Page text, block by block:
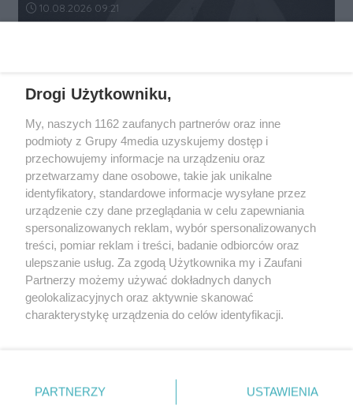
Data dodania artykułu:
10.08.2026 09:21
Wydawcą rzeszow-info.pljest:
FUNDACJA MEDIÓW NIEZALEŻNYCH LIBERTAS
ul. Kopernika 10, 35-002 Rzeszów
e-mail:redakcja@rzeszow-info.pl
Zasady dodawania i publikacji komentarzy
Drogi Użytkowniku,
My, naszych 1162 zaufanych partnerów oraz inne
podmioty z Grupy 4media uzyskujemy dostęp i
przechowujemy informacje na urządzeniu oraz
przetwarzamy dane osobowe, takie jak unikalne
identyfikatory, standardowe informacje wysyłane przez
urządzenie czy dane przeglądania w celu zapewniania
spersonalizowanych reklam, wybór spersonalizowanych
treści, pomiar reklam i treści, badanie odbiorców oraz
ulepszanie usług. Za zgodą Użytkownika my i Zaufani
Partnerzy możemy używać dokładnych danych
geolokalizacyjnych oraz aktywnie skanować
charakterystykę urządzenia do celów identyfikacji.
zmienić/wycofać klikając przycisk ustawień prywatności
znajdujący się w lewym dolnym rogu strony
. Niektóre
PARTNERZY USTAWIENIA